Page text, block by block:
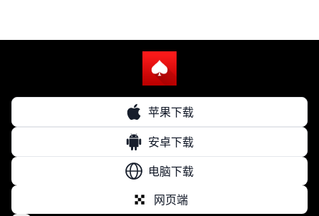
苹果下载
安卓下载
电脑下载
网页端